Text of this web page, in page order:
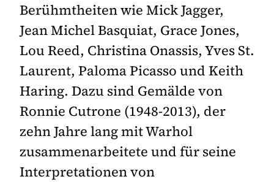
Berühmtheiten wie Mick Jagger,
Jean Michel Basquiat, Grace Jones,
Lou Reed, Christina Onassis, Yves St.
Laurent, Paloma Picasso und Keith
Haring. Dazu sind Gemälde von
Ronnie Cutrone (1948-2013), der
zehn Jahre lang mit Warhol
zusammenarbeitete und für seine
Interpretationen von